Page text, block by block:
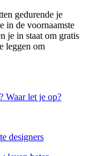
gedurende je
in de voornaamste
je in staat om gratis
leggen om
Waar let je op?
designers